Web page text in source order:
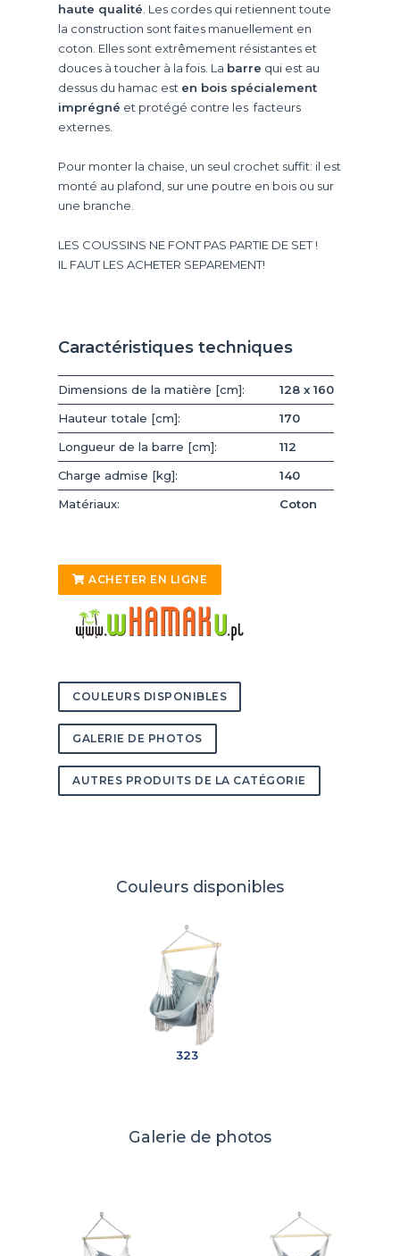
haute qualité . Les cordes qui retiennent toute
la construction sont faites manuellement en
coton. Elles sont extrêmement résistantes et
douces à toucher à la fois. La barre qui est au
dessus du hamac est en bois spécialement
imprégné et protégé contre les facteurs
externes.
Pour monter la chaise, un seul crochet suffit: il est
monté au plafond, sur une poutre en bois ou sur
une branche.
LES COUSSINS NE FONT PAS PARTIE DE SET !
IL FAUT LES ACHETER SEPAREMENT!
Caractéristiques techniques
Dimensions de la matière [cm]:
128 x 160
Hauteur totale [cm]:
170
Longueur de la barre [cm]:
112
Charge admise [kg]:
140
Matériaux:
Coton
ACHETER EN LIGNE
COULEURS DISPONIBLES
GALERIE DE PHOTOS
AUTRES PRODUITS DE LA CATÉGORIE
Couleurs disponibles
323
Galerie de photos